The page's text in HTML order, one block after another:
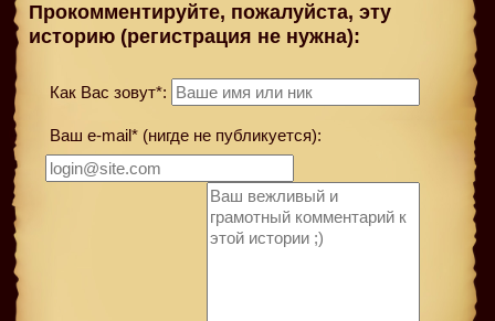
Прокомментируйте, пожалуйста, эту
историю (регистрация не нужна):
Как Вас зовут*:
Ваш e-mail* (нигде не публикуется):